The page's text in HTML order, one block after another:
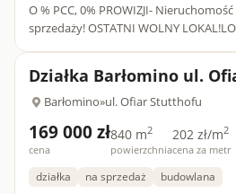
O % PCC, 0% PROWIZJI-
sprzedaży! OSTATNI WOLNY
Działka Barłomino ul.
Barłomino»ul. Ofiar Stutthofu
169 000 zł
cena
840 m2
powierzchnia
202 zł/m2
cena za metr
działka na sprzedaż budowlana